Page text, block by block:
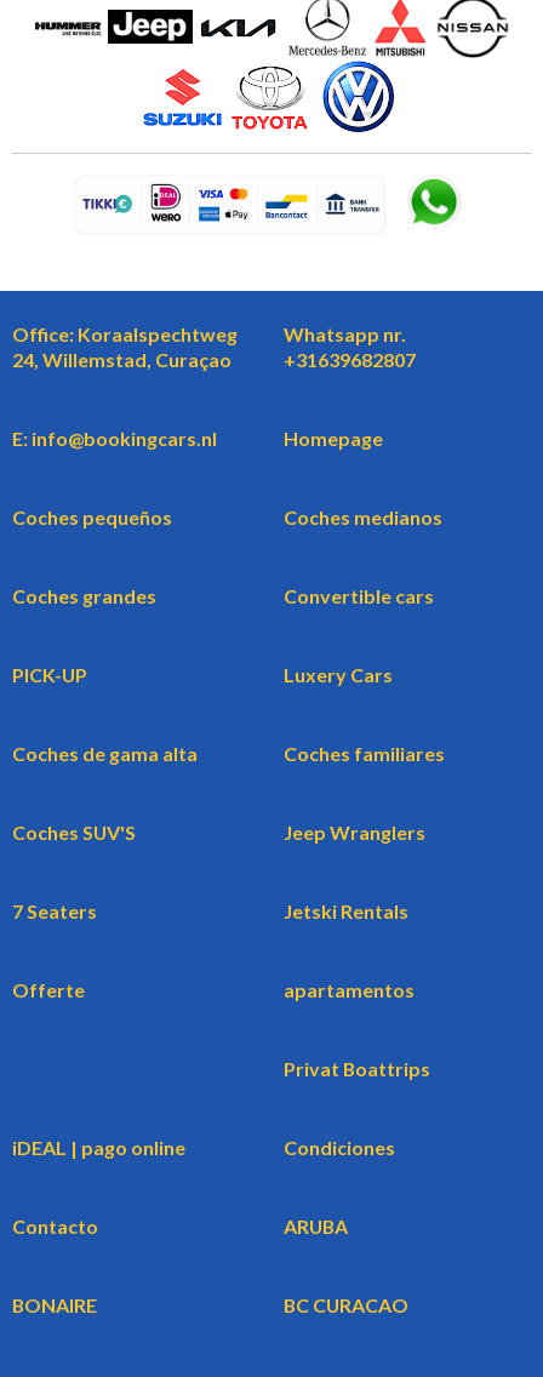
Office: Koraalspechtweg
24, Willemstad, Curaçao
Whatsapp nr.
+31639682807
E: info@bookingcars.nl Homepage
Coches pequeños Coches medianos
Coches grandes Convertible cars
PICK-UP Luxery Cars
Coches de gama alta Coches familiares
Coches SUV'S Jeep Wranglers
7 Seaters Jetski Rentals
Offerte apartamentos
Privat Boattrips
iDEAL | pago online Condiciones
Contacto ARUBA
BONAIRE BC CURACAO